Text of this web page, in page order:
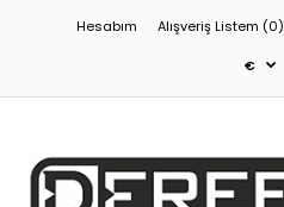
Hesabım Alışveriş Listem (0)
€